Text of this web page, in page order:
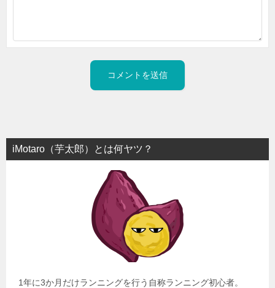
iMotaro（芋太郎）とは何ヤツ？
1年に3か月だけランニングを行う自称ランニング初心者。